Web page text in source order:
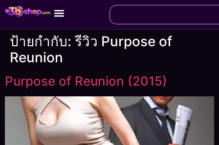
ป้ายกำกับ:รีวิว Purpose of
Reunion
Purpose of Reunion (2015)